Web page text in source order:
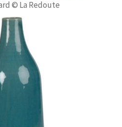
© La Redoute